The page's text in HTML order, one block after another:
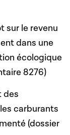
sur le revenu
dans une
écologique
8276)
des
carburants
(dossier